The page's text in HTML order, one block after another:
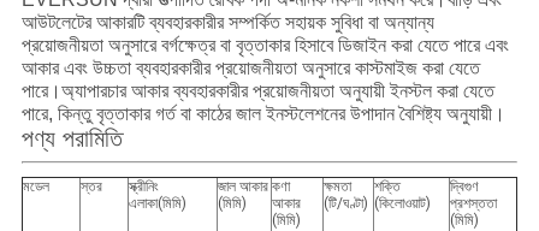
আউটলেটের আকারটি ব্যবহারকারীর সম্পর্কিত সহায়ক সুবিধা বা অন্যান্য
প্রয়োজনীয়তা অনুসারে বর্গক্ষেত্র বা বৃত্তাকার হিসাবে ডিজাইন করা যেতে পারে এবং
আকার এবং উচ্চতা ব্যবহারকারীর প্রয়োজনীয়তা অনুসারে কাস্টমাইজ করা যেতে
পারে।অ্যাপারচার আকার ব্যবহারকারীর প্রয়োজনীয়তা অনুযায়ী ইনস্টল করা যেতে
পারে, কিন্তু বৃত্তাকার গর্ত বা কাঠের জাল ইনস্টলেশনের উপাদান বৈশিষ্ট্য অনুযায়ী।
পণ্য পরামিতি
মডেল স্তর
স্ক্রীনিং
এলাকা(মিমি)
জাল আকার
(মিমি)
কণা
আকার
(মিমি)
ক্ষমতা
(টি/ঘণ্টা)
শক্তি
(কিলোওয়াট)
দ্বিগুণ
প্রশস্ততা
(মিমি)